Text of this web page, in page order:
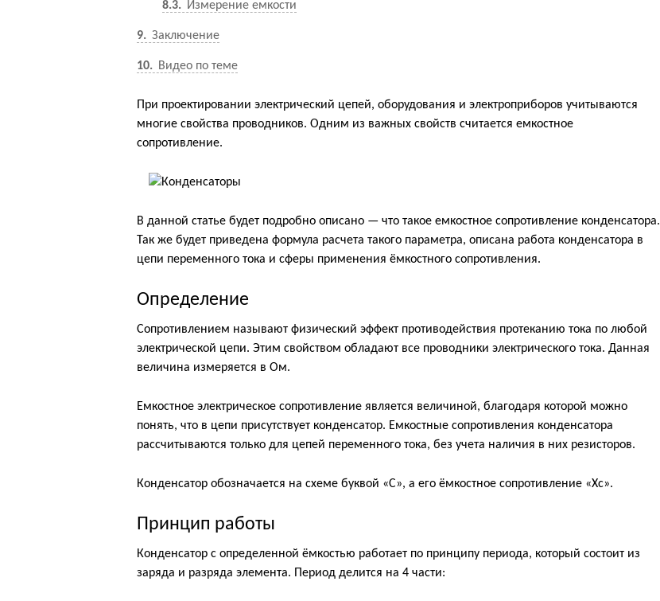
8.3
Измерение емкости
9 Заключение
10 Видео по теме
При проектировании электрический цепей, оборудования и электроприборов учитываются
многие свойства проводников. Одним из важных свойств считается емкостное
сопротивление.
В данной статье будет подробно описано — что такое емкостное сопротивление конденсатора.
Так же будет приведена формула расчета такого параметра, описана работа конденсатора в
цепи переменного тока и сферы применения ёмкостного сопротивления.
Определение
Сопротивлением называют физический эффект противодействия протеканию тока по любой
электрической цепи. Этим свойством обладают все проводники электрического тока. Данная
величина измеряется в Ом.
Емкостное электрическое сопротивление является величиной, благодаря которой можно
понять, что в цепи присутствует конденсатор. Емкостные сопротивления конденсатора
рассчитываются только для цепей переменного тока, без учета наличия в них резисторов.
Конденсатор обозначается на схеме буквой «С», а его ёмкостное сопротивление «Xc».
Принцип работы
Конденсатор с определенной ёмкостью работает по принципу периода, который состоит из
заряда и разряда элемента. Период делится на 4 части: